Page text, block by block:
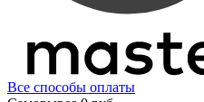
Все способы оплаты